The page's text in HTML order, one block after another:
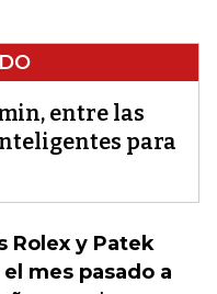
entre las
para
Rolex y Patek
mes pasado a